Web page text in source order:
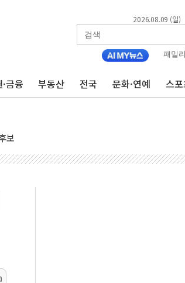
2026.08.09 (일)
패밀
금융 부동산 전국 문화·연예 스
투입…고수온 양식장 복구·지원 '총력'
'산사태 주의보'...경북도, 호우 피해·통제구간 없어
차 재역전 성공...金 45.42% vs 鄭
길·정청래·김민석 당대표 후보
보
발표...김민석 45.09% 정청래 43.27% 송영길
발표...김민석 52.64% 정청래 39.89% 송영길
(8.10~8.14)
난동…60대 남성 2명 숨져